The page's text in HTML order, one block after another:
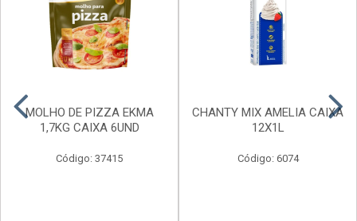
MOLHO DE PIZZA EKMA
1,7KG CAIXA 6UND
Código: 37415
CHANTY MIX AMELIA CAIXA
12X1L
Código: 6074